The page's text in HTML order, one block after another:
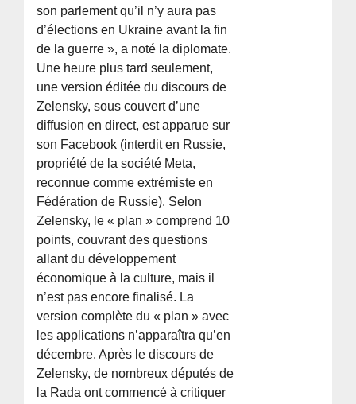
son parlement qu’il n’y aura pas
d’élections en Ukraine avant la fin
de la guerre », a noté la diplomate.
Une heure plus tard seulement,
une version éditée du discours de
Zelensky, sous couvert d’une
diffusion en direct, est apparue sur
son Facebook (interdit en Russie,
propriété de la société Meta,
reconnue comme extrémiste en
Fédération de Russie). Selon
Zelensky, le « plan » comprend 10
points, couvrant des questions
allant du développement
économique à la culture, mais il
n’est pas encore finalisé. La
version complète du « plan » avec
les applications n’apparaîtra qu’en
décembre. Après le discours de
Zelensky, de nombreux députés de
la Rada ont commencé à critiquer